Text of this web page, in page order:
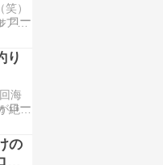
く
間に
し
）
アー
ベ
て
た
ち
。
テー
・
り
海
絶賛
時期
な
定
の